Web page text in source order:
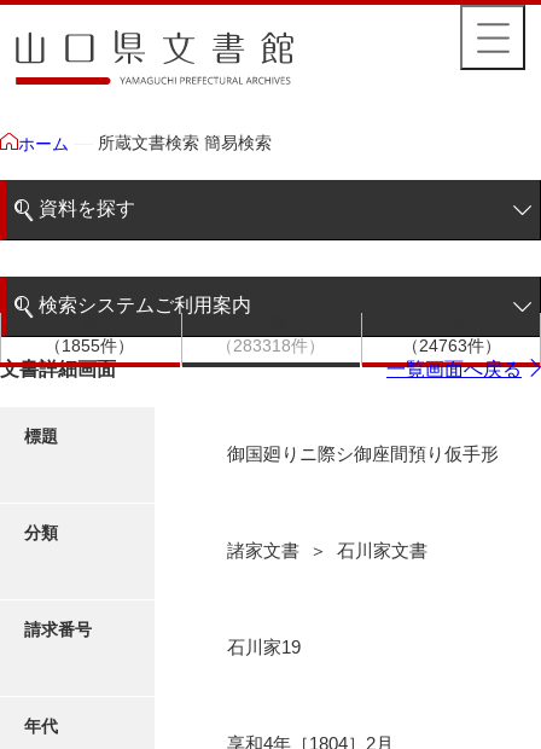
ホーム 所蔵文書検索 簡易検索
資料を探す
階層検索
写真・絵はがき
近代刊行写真帳類
検索システムご利用案内
検索システムの利用について
（1855件）
（283318件）
（24763件）
文書詳細画面 一覧画面へ戻る
標題
御国廻りニ際シ御座間預り仮手形
分類
諸家文書 ＞ 石川家文書
請求番号
石川家19
年代
享和4年［1804］2月